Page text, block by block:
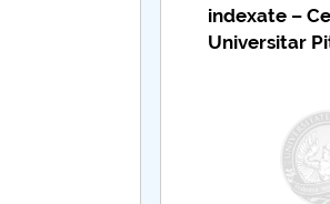
indexate –
Universitar